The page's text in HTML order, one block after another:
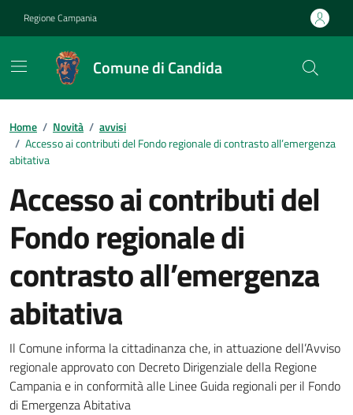
Regione Campania
Comune di Candida
Home / Novità / avvisi
/ Accesso ai contributi del Fondo regionale di contrasto all’emergenza
abitativa
Accesso ai contributi del
Fondo regionale di
contrasto all’emergenza
abitativa
Dettagli della notizia
Il Comune informa la cittadinanza che, in attuazione dell’Avviso
regionale approvato con Decreto Dirigenziale della Regione
Campania e in conformità alle Linee Guida regionali per il Fondo
di Emergenza Abitativa